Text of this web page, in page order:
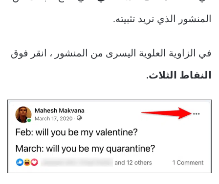
المنشور الذي تريد تثبيته.
في الزاوية العلوية اليسرى من المنشور ، انقر فوق
النقاط الثلاث.